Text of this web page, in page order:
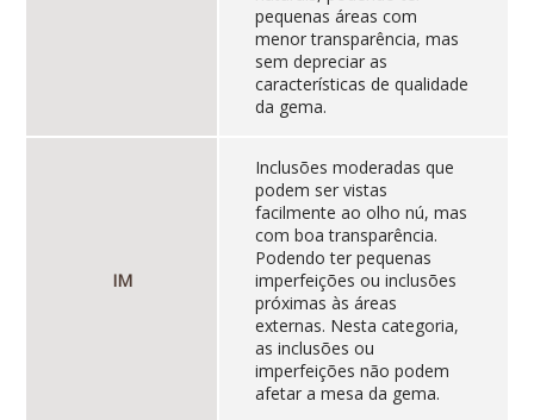
pequenas áreas com
menor transparência, mas
sem depreciar as
características de qualidade
da gema.
IM
Inclusões moderadas que
podem ser vistas
facilmente ao olho nú, mas
com boa transparência.
Podendo ter pequenas
imperfeições ou inclusões
próximas às áreas
externas. Nesta categoria,
as inclusões ou
imperfeições não podem
afetar a mesa da gema.